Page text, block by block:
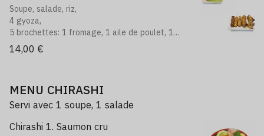
Soupe, salade, riz,
4 gyoza,
5 brochettes: 1 fromage, 1 aile de poulet, 1
boeuf, 1 poulet, 1 boulettes de poulet
14,00 €
MENU CHIRASHI
Servi avec 1 soupe, 1 salade
Chirashi 1. Saumon cru